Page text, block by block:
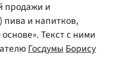
продажи и
пива и напитков,
Текст с ними
Госдумы Борису